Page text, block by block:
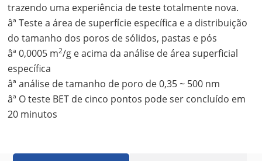
trazendo uma experiência de teste totalmente nova.
âª Teste a área de superfície específica e a distribuição
do tamanho dos poros de sólidos, pastas e pós
âª 0,0005 m2/g e acima da análise de área superficial
específica
âª análise de tamanho de poro de 0,35 ~ 500 nm
âª O teste BET de cinco pontos pode ser concluído em
20 minutos